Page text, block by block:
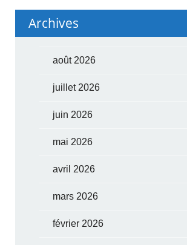
Archives
août 2026
juillet 2026
juin 2026
mai 2026
avril 2026
mars 2026
février 2026